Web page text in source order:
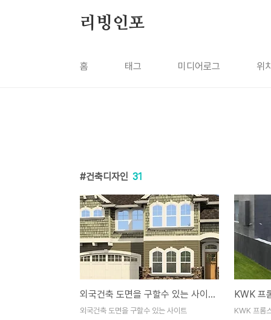
리빙인포
홈 태그 미디어로그 위
건축디자인 31
외국건축 도면을 구할수 있는 사이트
외국건축 도면을 구할수 있는 사이트
KWK 프롬